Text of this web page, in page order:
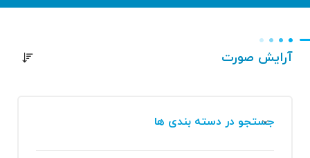
آرایش صورت
جستجو در دسته بندی ها